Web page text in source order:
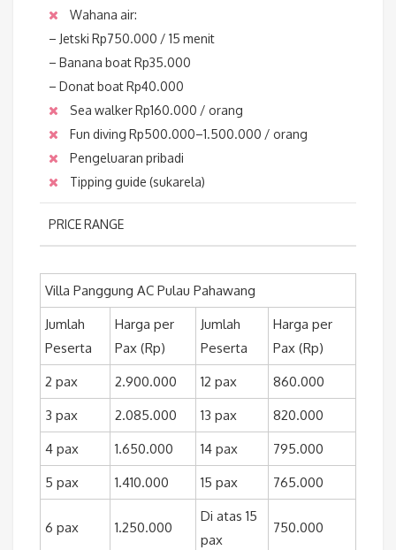
Wahana air:
– Jetski Rp750.000 / 15 menit
– Banana boat Rp35.000
– Donat boat Rp40.000
Sea walker Rp160.000 / orang
Fun diving Rp500.000–1.500.000 / orang
Pengeluaran pribadi
Tipping guide (sukarela)
PRICE RANGE
Villa Panggung AC Pulau Pahawang
Jumlah
Peserta
Harga per
Pax (Rp)
Jumlah
Peserta
Harga per
Pax (Rp)
2 pax
2.900.000 12 pax
860.000
3 pax
2.085.000 13 pax
820.000
4 pax
1.650.000 14 pax
795.000
5 pax
1.410.000 15 pax 765.000
6 pax 1.250.000
Di atas 15
pax
750.000